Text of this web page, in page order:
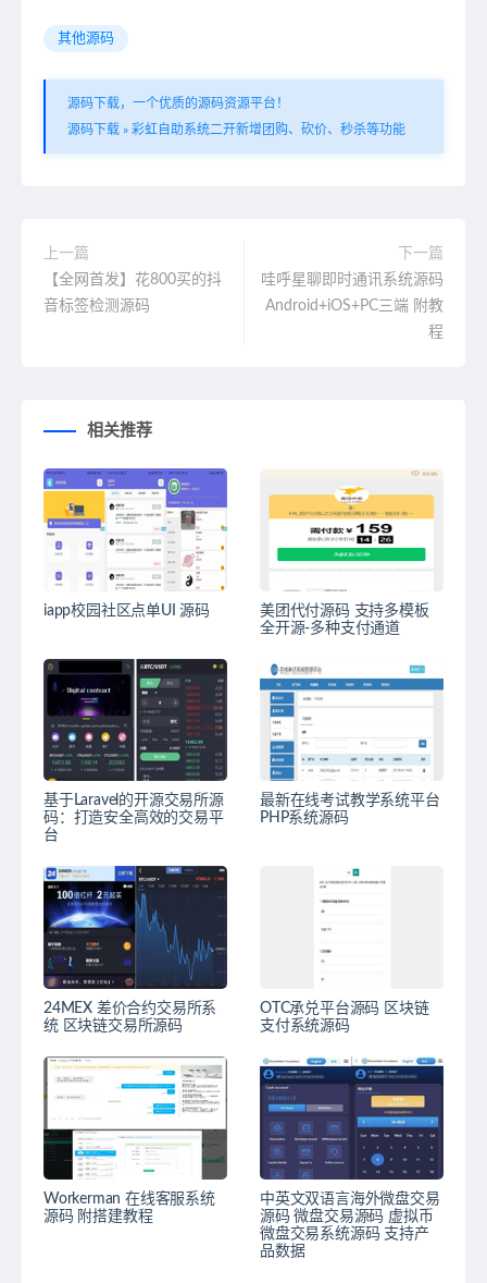
其他源码
源码下载，一个优质的源码资源平台！
源码下载 » 彩虹自助系统二开新增团购、砍价、秒杀等功能
上一篇
【全网首发】花800买的抖
音标签检测源码
下一篇
哇呼星聊即时通讯系统源码
Android+iOS+PC三端 附教
程
相关推荐
iapp校园社区点单UI 源码
美团代付源码 支持多模板
全开源-多种支付通道
基于Laravel的开源交易所源
码：打造安全高效的交易平
台
最新在线考试教学系统平台
PHP系统源码
24MEX 差价合约交易所系
统 区块链交易所源码
OTC承兑平台源码 区块链
支付系统源码
Workerman 在线客服系统
源码 附搭建教程
中英文双语言海外微盘交易
源码 微盘交易源码 虚拟币
微盘交易系统源码 支持产
品数据